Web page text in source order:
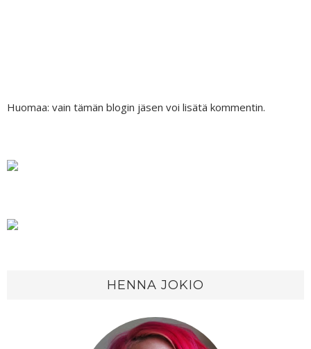
Huomaa: vain tämän blogin jäsen voi lisätä kommentin.
HENNA JOKIO